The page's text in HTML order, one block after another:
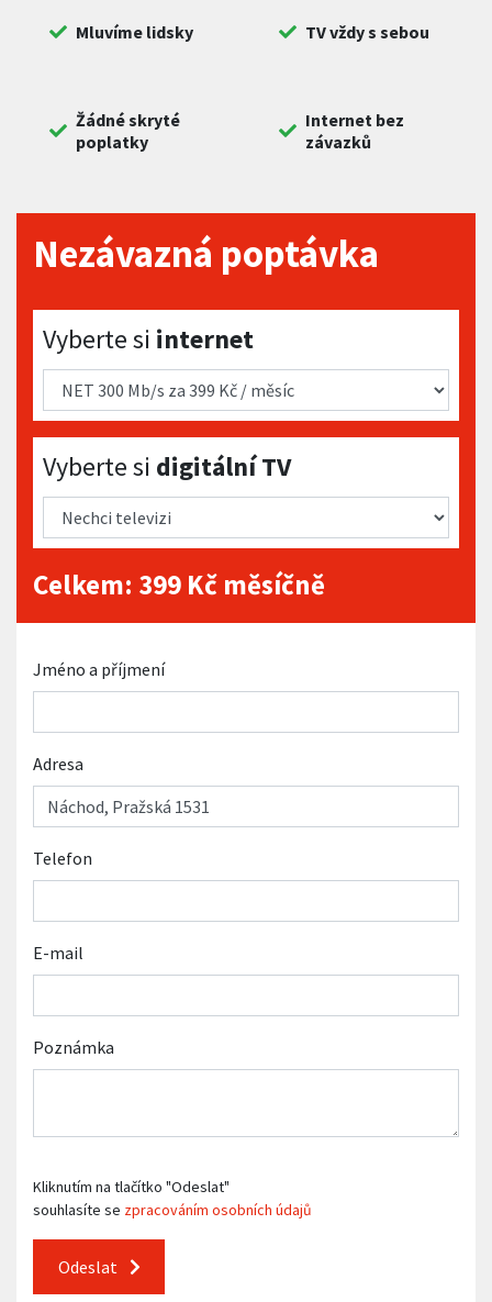
Mluvíme lidsky TV vždy s sebou
Žádné skryté
poplatky
Internet bez
závazků
Nezávazná poptávka
Vyberte si internet
Vyberte si internet
Vyberte si digitální TV
Vyberte si digitální TV
Celkem: 399 Kč měsíčně
Jméno a příjmení
Adresa
Telefon
E-mail
Poznámka
Kliknutím na tlačítko "Odeslat"
souhlasíte se zpracováním osobních údajů
Odeslat